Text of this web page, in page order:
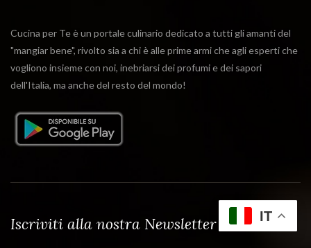
Cucina per Te è un portale culinario dedicato a tutti gli amanti del
"mangiar bene", rivolto sia a chi è alle prime armi che agli esperti che
vogliono insieme con noi, inebriarsi dei profumi e dei sapori
dell'Italia, ma anche del resto del mondo!
Iscriviti alla nostra Newsletter IT